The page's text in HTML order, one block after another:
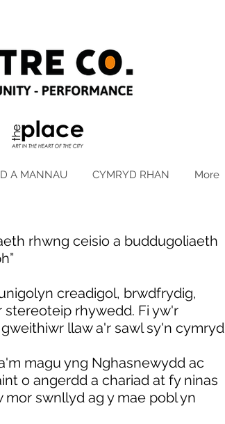
A MANNAU CYMRYD RHAN More
rhwng ceisio a buddugoliaeth
creadigol, brwdfrydig,
stereoteip rhywedd. Fi yw'r
llaw a'r sawl sy'n cymryd
magu yng Nghasnewydd ac
o angerdd a chariad at fy ninas
mor swnllyd ag y mae pobl yn